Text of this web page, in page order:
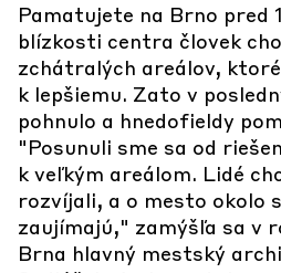
Pamatujete na Brno pred
blízkosti centra človek
zchátralých areálov,
k lepšiemu. Zato v
pohnulo a hnedofieldy
"Posunuli sme sa od
k veľkým areálom. Lidé
rozvíjali, a o mesto okolo
zaujímajú," zamýšľa sa v
Brna hlavný mestský